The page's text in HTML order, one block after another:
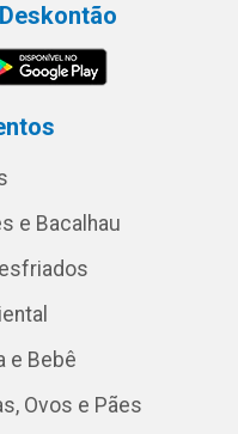
e Bacalhau
e Bebê
Ovos e Pães